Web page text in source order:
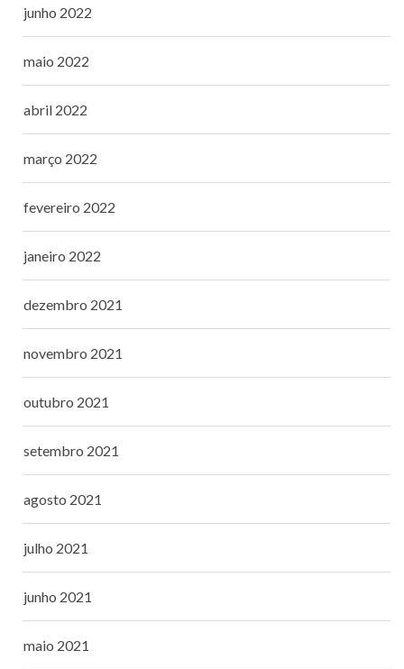
junho 2022
maio 2022
abril 2022
março 2022
fevereiro 2022
janeiro 2022
dezembro 2021
novembro 2021
outubro 2021
setembro 2021
agosto 2021
julho 2021
junho 2021
maio 2021